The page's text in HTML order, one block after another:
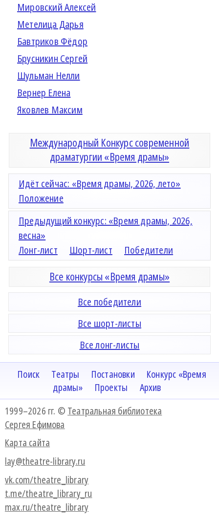
Мировский Алексей
Метелица Дарья
Бавтриков Фёдор
Брусникин Сергей
Шульман Нелли
Вернер Елена
Яковлев Максим
Международный Конкурс современной
драматургии «Время драмы»
Идёт сейчас: «Время драмы, 2026, лето»
Положение
Предыдущий конкурс: «Время драмы, 2026,
весна»
Лонг-лист
Шорт-лист Победители
Все конкурсы «Время драмы»
Все победители
Все шорт-листы
Все лонг-листы
Поиск Театры Постановки
Конкурс «Время
драмы»
Проекты
Архив
1999–2026 гг. © Театральная библиотека
Сергея Ефимова
Карта сайта
lay@theatre-library.ru
vk.com/theatre_library
t.me/theatre_library_ru
max.ru/theatre_library